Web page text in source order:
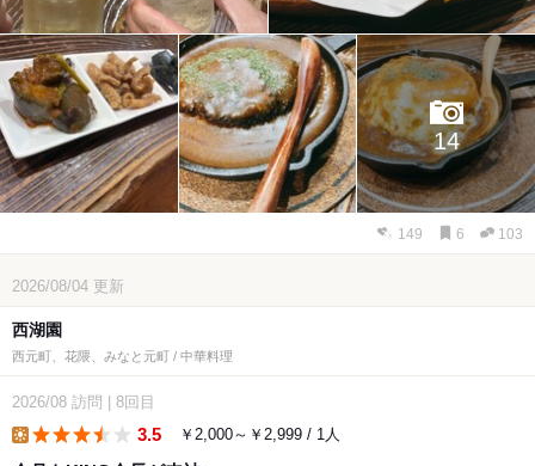
14
149 6 103
2026/08/04 更新
西湖園
西元町、花隈、みなと元町 / 中華料理
2026/08 訪問 8回目
3.5 ￥2,000～￥2,999 / 1人